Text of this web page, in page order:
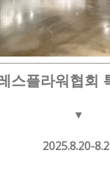
스플라워협회
▼
2025.8.20-